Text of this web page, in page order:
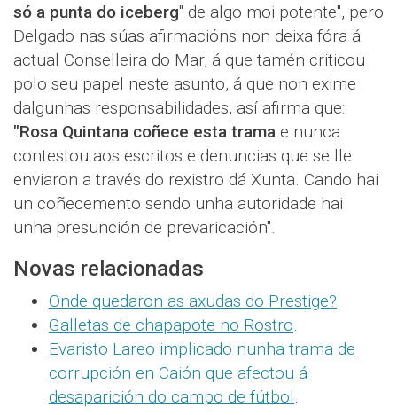
só a punta do iceberg" de algo moi potente", pero
Delgado nas súas afirmacións non deixa fóra á
actual Conselleira do Mar, á que tamén criticou
polo seu papel neste asunto, á que non exime
dalgunhas responsabilidades, así afirma que:
"Rosa Quintana coñece esta trama e nunca
contestou aos escritos e denuncias que se lle
enviaron a través do rexistro dá Xunta. Cando hai
un coñecemento sendo unha autoridade hai
unha presunción de prevaricación".
Novas relacionadas
Onde quedaron as axudas do Prestige?.
Galletas de chapapote no Rostro.
Evaristo Lareo implicado nunha trama de
corrupción en Caión que afectou á
desaparición do campo de fútbol.